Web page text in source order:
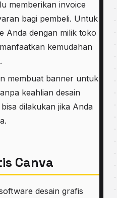
memberikan invoice
bagi pembeli. Untuk
Anda dengan milik toko
kemudahan
membuat banner untuk
keahlian desain
dilakukan jika Anda
Canva
desain grafis